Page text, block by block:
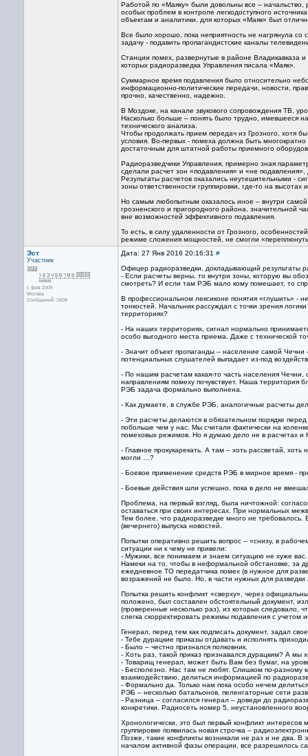
Работой по «Маяку» были довольны все –
особых проблем в контроле легкодоступного
объектам и аналитики, для которых «Маяк» был
Все было хорошо, пока неприятность не нагрянула
задачу - подавить пропагандистские каналы
Станции помех, развернутые в районе Владикавказа
которых радиоразведка Управления писала «Маяк».
Суммарное время подавления было относительно
информационно-политические передачи, новости,
прочно, качественно, надежно.
В Моздоке, на канале звукового сопровождения ТВ,
Насколько больше – понять было трудно, имевшееся
технического анализа.
Чтобы продолжать прием передач из Грозного, хотя
условия. Во-первых - помеха должна быть
достаточным для штатной работы приемного
Радиоразведчики Управления, примерно зная
сделали расчет зон «подавления» и «не
Результаты расчетов оказались неутешительными -
зоны ответственности группировки, где-то на высотах
Но самым любопытным оказалось иное – внутри
грозненского и пригородного района, значительной
вне возможностей эффективного подавления.
То есть, в силу удаленности от Грозного,
режиме сложения мощностей, не смогли
Эст
Участник
с фев 2005
Москва
Сообщений: 2608
Дата: 27 Янв 2016 20:16:31 #
Офицер радиоразведки, докладывающий результаты
- Если расчеты верны, то внутри зоны, которую вы
смотреть? И если там РЭБ мало кому помешает, то
В профессиональном лексиконе понятия «глушить» -
тонкостей. Начальник рассуждал с точки зрения
территориях?
- На наших территориях, сигнал нормально
особо выгодного места приема. Даже с технической
- Значит объект пропаганды – население самой
потенциальных слушателей выпадает из-под
- По нашим расчетам какая-то часть населения Чечни,
направлениям помеху почувствует. Наша территория
РЭБ задача формально выполнена.
- Как думаете, в службе РЭБ, аналогичные расчеты
- Эти расчеты делаются в обязательном порядке
побольше чем у нас. Мы считали фактически на
помеховых режимов. Но я думаю дело не в расчетах и
- Главное прокукарекать. А там – хоть рассветай,
могли …?
- Боевое применение средств РЭБ в мирное время -
- Боевые действия шли успешно, пока в дело не
Проблема, на первый взгляд, была ничтожной:
оставаться при своих интересах. При нормальных
Тем более, что радиоразведке много не
(вечернего) выпуска новостей.
Попытки оперативно решить вопрос – «снизу, в
ситуации ни к чему не привели:
- Мужики, все понимаем и знаем ситуацию не хуже
Намеки на то, чтобы в неформальной обстановке, за
ежедневное ТО передатчика помех (в нужное для
возражений не было. Но, в части нужных для
Попытка решить конфликт «сверху», через
положено, был составлен обстоятельный документ,
(проверенные несколько раз), из которых следовало,
слегка скорректировать режимы подавления с учетом
Генерал, перед тем как подписать документ, задал
- Тебе дурацкие приказы отдавать и исполнять
- Было – честно признался полковник.
- Хоть раз, такой приказ признавался дурацким? А
- Товарищ генерал, может быть Вам без бумаг, на
- Бесполезно. Нас там не любят. Слишком по-разному
взаимодействию, делиться информацией по
- Формально да. Только нам пока особо нечем
РЭБ – несколько батальонов, пеленгаторные сети
- Разница – согласился генерал – доведи до
конкретики. Радиосеть номер 5, неустановленного
Хронологически, это был первый конфликт
группировке появилась новая строчка –
Позже, такие конфликты возникали не раз и не два. В
началом активной фазы операции, все разрешилось